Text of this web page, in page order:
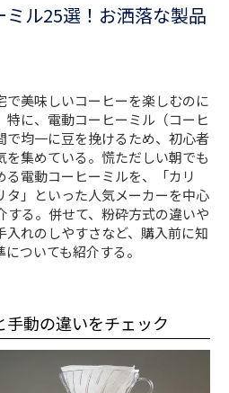
ル25選！お洒落な製品
で美味しいコーヒーを楽しむのに
特に、電動コーヒーミル（コーヒ
で均一に豆を挽けるため、初心者
を集めている。慌ただしい朝でも
電動コーヒーミルを、「カリ
タ」といった人気メーカーを中心
する。併せて、粉砕方式の違いや
入れのしやすさなど、購入前に知
ついても紹介する。
動の違いをチェック